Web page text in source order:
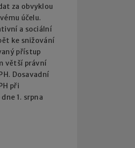
za obvyklou
účelu.
a sociální
ke snižování
přístup
větší právní
Dosavadní
při
1. srpna